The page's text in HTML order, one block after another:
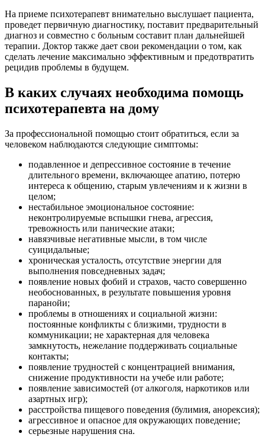
На приеме психотерапевт внимательно выслушает пациента,
проведет первичную диагностику, поставит предварительный
диагноз и совместно с больным составит план дальнейшей
терапии. Доктор также дает свои рекомендации о том, как
сделать лечение максимально эффективным и предотвратить
рецидив проблемы в будущем.
В каких случаях необходима помощь
психотерапевта на дому
За профессиональной помощью стоит обратиться, если за
человеком наблюдаются следующие симптомы:
подавленное и депрессивное состояние в течение
длительного времени, включающее апатию, потерю
интереса к общению, старым увлечениям и к жизни в
целом;
нестабильное эмоциональное состояние:
неконтролируемые вспышки гнева, агрессия,
тревожность или панические атаки;
навязчивые негативные мысли, в том числе
суицидальные;
хроническая усталость, отсутствие энергии для
выполнения повседневных задач;
появление новых фобий и страхов, часто совершенно
необоснованных, в результате повышения уровня
паранойи;
проблемы в отношениях и социальной жизни:
постоянные конфликты с близкими, трудности в
коммуникации; не характерная для человека
замкнутость, нежелание поддерживать социальные
контакты;
появление трудностей с концентрацией внимания,
снижение продуктивности на учебе или работе;
появление зависимостей (от алкоголя, наркотиков или
азартных игр);
расстройства пищевого поведения (булимия, анорексия);
агрессивное и опасное для окружающих поведение;
серьезные нарушения сна.